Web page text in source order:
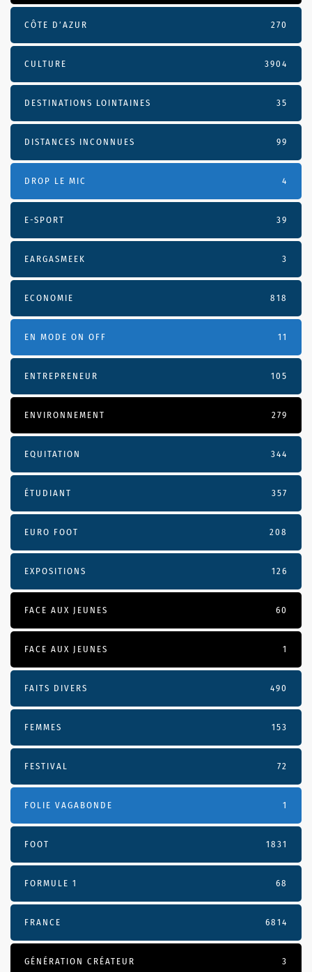
CÔTE D’AZUR 270
CULTURE 3904
DESTINATIONS LOINTAINES 35
DISTANCES INCONNUES 99
DROP LE MIC 4
E-SPORT 39
EARGASMEEK 3
ECONOMIE 818
EN MODE ON OFF 11
ENTREPRENEUR 105
ENVIRONNEMENT 279
EQUITATION 344
ÉTUDIANT 357
EURO FOOT 208
EXPOSITIONS 126
FACE AUX JEUNES 60
FACE AUX JEUNES 1
FAITS DIVERS 490
FEMMES 153
FESTIVAL 72
FOLIE VAGABONDE 1
FOOT 1831
FORMULE 1 68
FRANCE 6814
GÉNÉRATION CRÉATEUR 3